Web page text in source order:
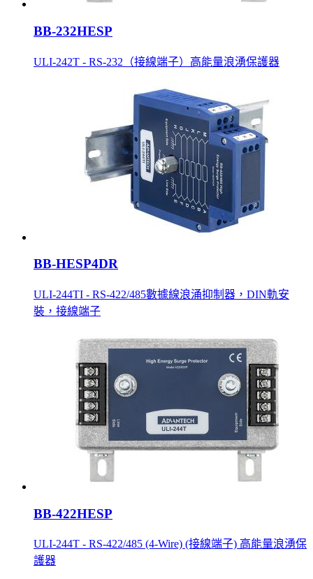
BB-232HESP
ULI-242T - RS-232（接線端子）高能量浪湧保護器
BB-HESP4DR
ULI-244TI - RS-422/485數據線浪涌抑制器，DIN軌安
裝，接線端子
BB-422HESP
ULI-244T - RS-422/485 (4-Wire) (接線端子) 高能量浪湧保
護器